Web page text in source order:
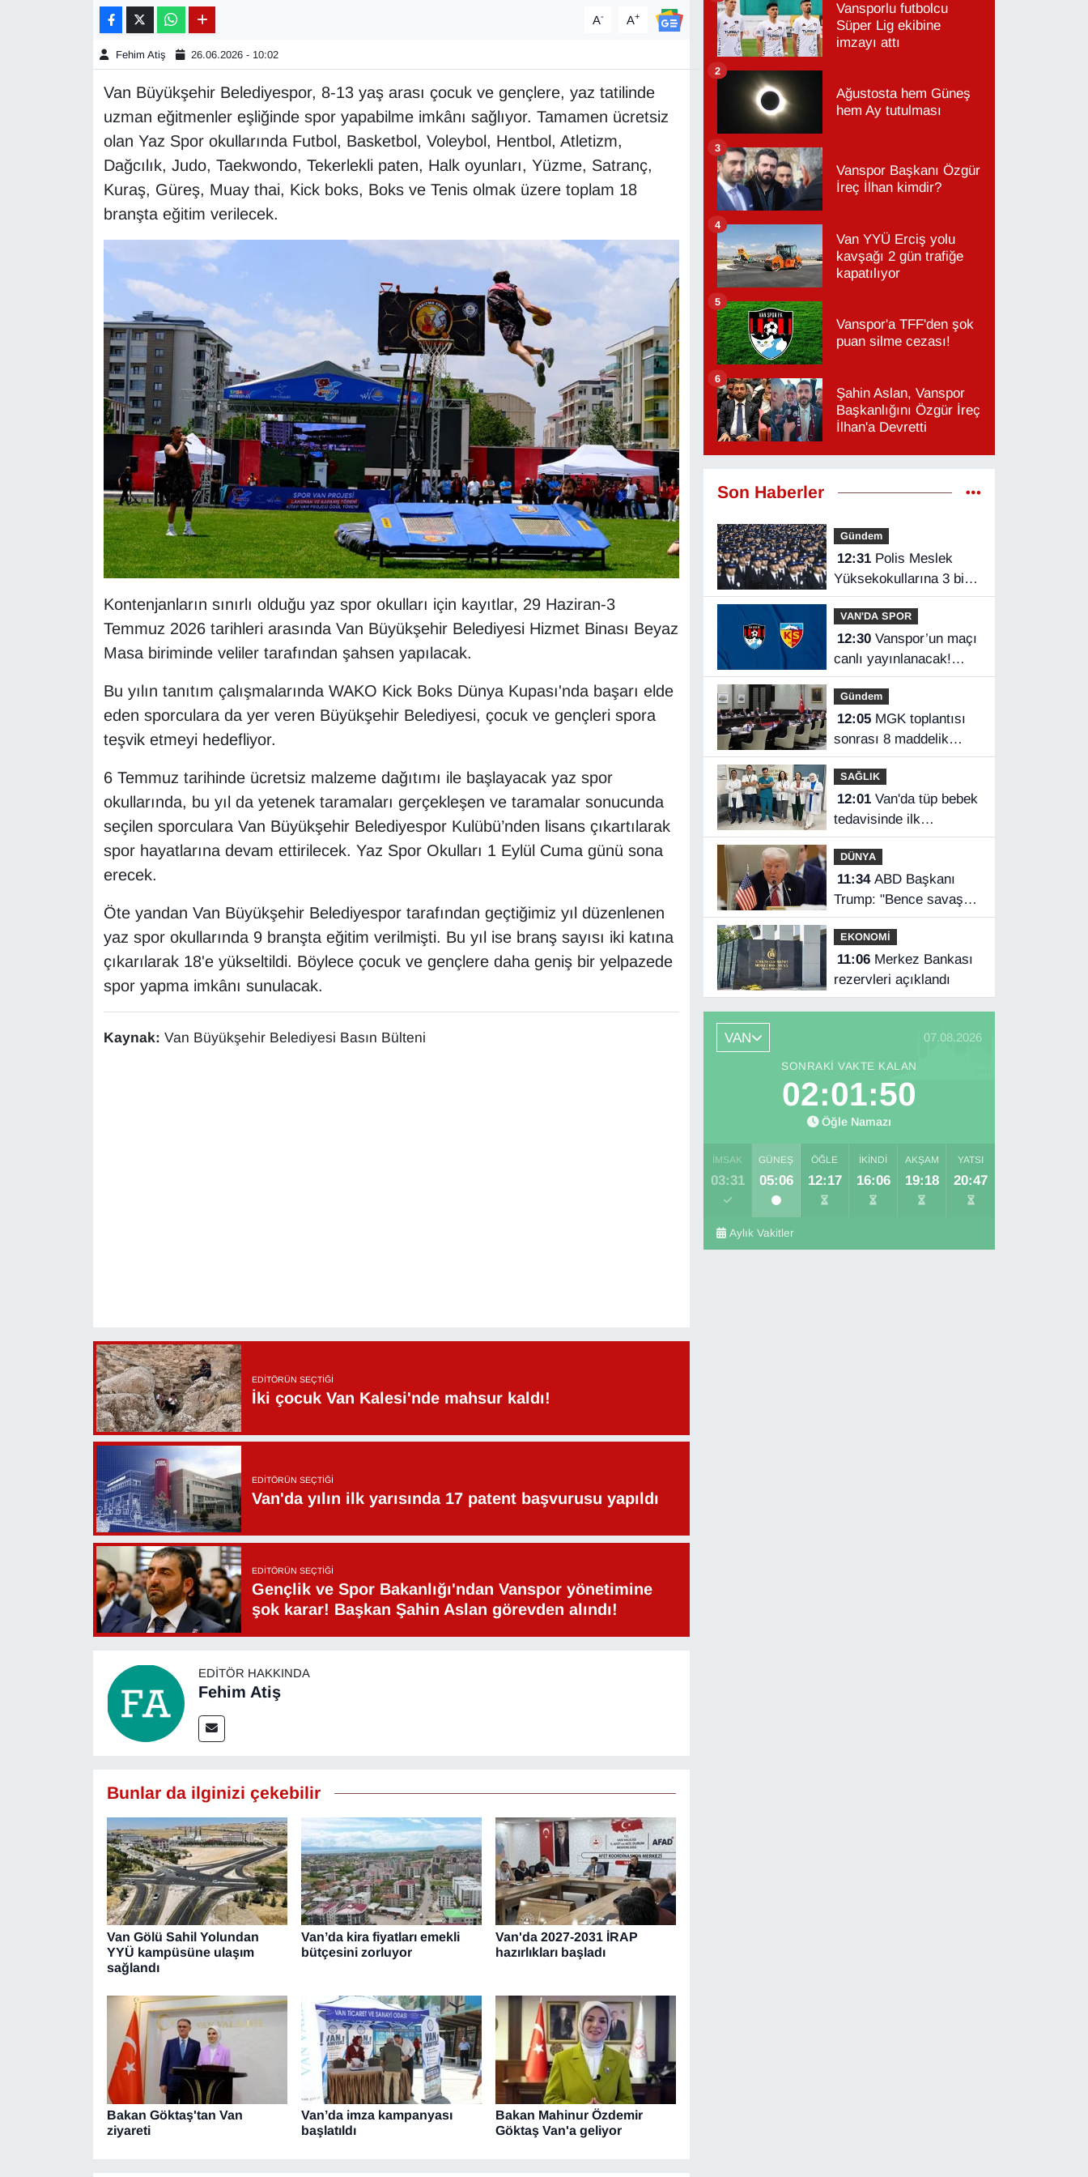
A- A+
Fehim Atiş 26.06.2026 - 10:02
Van Büyükşehir Belediyespor, 8-13 yaş arası çocuk ve gençlere, yaz tatilinde
uzman eğitmenler eşliğinde spor yapabilme imkânı sağlıyor. Tamamen ücretsiz
olan Yaz Spor okullarında Futbol, Basketbol, Voleybol, Hentbol, Atletizm,
Dağcılık, Judo, Taekwondo, Tekerlekli paten, Halk oyunları, Yüzme, Satranç,
Kuraş, Güreş, Muay thai, Kick boks, Boks ve Tenis olmak üzere toplam 18
branşta eğitim verilecek.
Kontenjanların sınırlı olduğu yaz spor okulları için kayıtlar, 29 Haziran-3
Temmuz 2026 tarihleri arasında Van Büyükşehir Belediyesi Hizmet Binası Beyaz
Masa biriminde veliler tarafından şahsen yapılacak.
Bu yılın tanıtım çalışmalarında WAKO Kick Boks Dünya Kupası'nda başarı elde
eden sporculara da yer veren Büyükşehir Belediyesi, çocuk ve gençleri spora
teşvik etmeyi hedefliyor.
6 Temmuz tarihinde ücretsiz malzeme dağıtımı ile başlayacak yaz spor
okullarında, bu yıl da yetenek taramaları gerçekleşen ve taramalar sonucunda
seçilen sporculara Van Büyükşehir Belediyespor Kulübü’nden lisans çıkartılarak
spor hayatlarına devam ettirilecek. Yaz Spor Okulları 1 Eylül Cuma günü sona
erecek.
Öte yandan Van Büyükşehir Belediyespor tarafından geçtiğimiz yıl düzenlenen
yaz spor okullarında 9 branşta eğitim verilmişti. Bu yıl ise branş sayısı iki katına
çıkarılarak 18'e yükseltildi. Böylece çocuk ve gençlere daha geniş bir yelpazede
spor yapma imkânı sunulacak.
Kaynak: Van Büyükşehir Belediyesi Basın Bülteni
EDITÖRÜN SEÇTIĞI
İki çocuk Van Kalesi'nde mahsur kaldı!
EDITÖRÜN SEÇTIĞI
Van'da yılın ilk yarısında 17 patent başvurusu yapıldı
EDITÖRÜN SEÇTIĞI
Gençlik ve Spor Bakanlığı'ndan Vanspor yönetimine
şok karar! Başkan Şahin Aslan görevden alındı!
EDITÖR HAKKINDA
Fehim Atiş
Bunlar da ilginizi çekebilir
Van Gölü Sahil Yolundan
YYÜ kampüsüne ulaşım
sağlandı
Van’da kira fiyatları emekli
bütçesini zorluyor
Van'da 2027-2031 İRAP
hazırlıkları başladı
Bakan Göktaş'tan Van
ziyareti
Van’da imza kampanyası
başlatıldı
Bakan Mahinur Özdemir
Göktaş Van'a geliyor
Vansporlu futbolcu
Süper Lig ekibine
imzayı attı
Ağustosta hem Güneş
hem Ay tutulması
2
Vanspor Başkanı Özgür
İreç İlhan kimdir?
3
Van YYÜ Erciş yolu
kavşağı 2 gün trafiğe
kapatılıyor
4
Vanspor'a TFF'den şok
puan silme cezası!
5
Şahin Aslan, Vanspor
Başkanlığını Özgür İreç
İlhan'a Devretti
6
Son Haberler
Gündem
12:31Polis Meslek
Yüksekokullarına 3 bin
250 öğrenci alınacak
VAN'DA SPOR
12:30Vanspor’un maçı
canlı yayınlanacak!
Vanspor – Kayserispor
maçı hangi kanalda,
saat kaçta?
Gündem
12:05MGK toplantısı
sonrası 8 maddelik
açıklama
SAĞLIK
12:01Van'da tüp bebek
tedavisinde ilk
gebelikler başladı
DÜNYA
11:34ABD Başkanı
Trump: "Bence savaş
çok yakında bitecek"
EKONOMİ
11:06Merkez Bankası
rezervleri açıklandı
VAN 07.08.2026
SONRAKI VAKTE KALAN
02:01:49
Öğle Namazı
İMSAK
03:31
GÜNEŞ
05:06
ÖĞLE
12:17
İKINDI
16:06
AKŞAM
19:18
YATSI
20:47
Aylık Vakitler
Gündem
HABERDE İNSAN
Kamu Alımları
Kim Kimdir?
Kültür & Sanat
MAGAZİN
ONE EKONOMİ
POLİTİKA
Resmi İlanlar
RÖPORTAJ
Sinema - TV
TEKNOLOJİ
VAN'DA SPOR